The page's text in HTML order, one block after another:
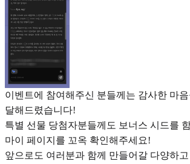
이벤트에 참여해주신 분들께는 감사한 마
달해드렸습니다!
특별 선물 당첨자분들께도 보너스 시드를
마이 페이지를 꼬옥 확인해주세요!
앞으로도 여러분과 함께 만들어갈 다양하